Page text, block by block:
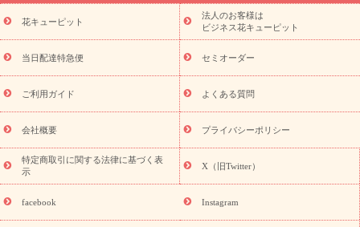
ーブドフラワー
季節のイベント
ひまわり ギフト・プレゼント
特集
お盆 花（新盆・初盆） 季節のイベント
お盆 花（新
盆・初盆）
お盆 花（新盆・初盆）
お盆・お供え 花とセットギ
フト
お盆・お供え プリザーブドフラワー
ひまわり ギフト・プ
レゼント特集
夏の花贈り・お中元・暑中見舞い 花のギフト特集
敬老の日におくる花ギフト・プレゼント特集
花ギフト・プレゼント特集
敬老の日 花のおすすめランキング
敬
老の日 花鉢植えのギフト・プレゼント特集
敬老の日 花とセットギ
フト・プレゼント特集
敬老の日の花 全てのギフト一覧
キャン
ペーン
「きょう誕生日なんです」キャンペーン
探す
誕生日フラワーギフト 誕生日フラワーギフト特集
誕生
日フラワーギフト商品一覧
ユリ トルコキキョウ
誕生花(トルコキキョウ)
9月の誕生花(リンドウ)
誕生日セット
花キューピット
法人のお客様は
ビジネス花キューピット
当日配達特急便 セミオーダー
ご利用ガイド よくある質問
会社概要 プライバシーポリシー
特定商取引に関する法律に基づく表
示
X（旧Twitter）
facebook Instagram